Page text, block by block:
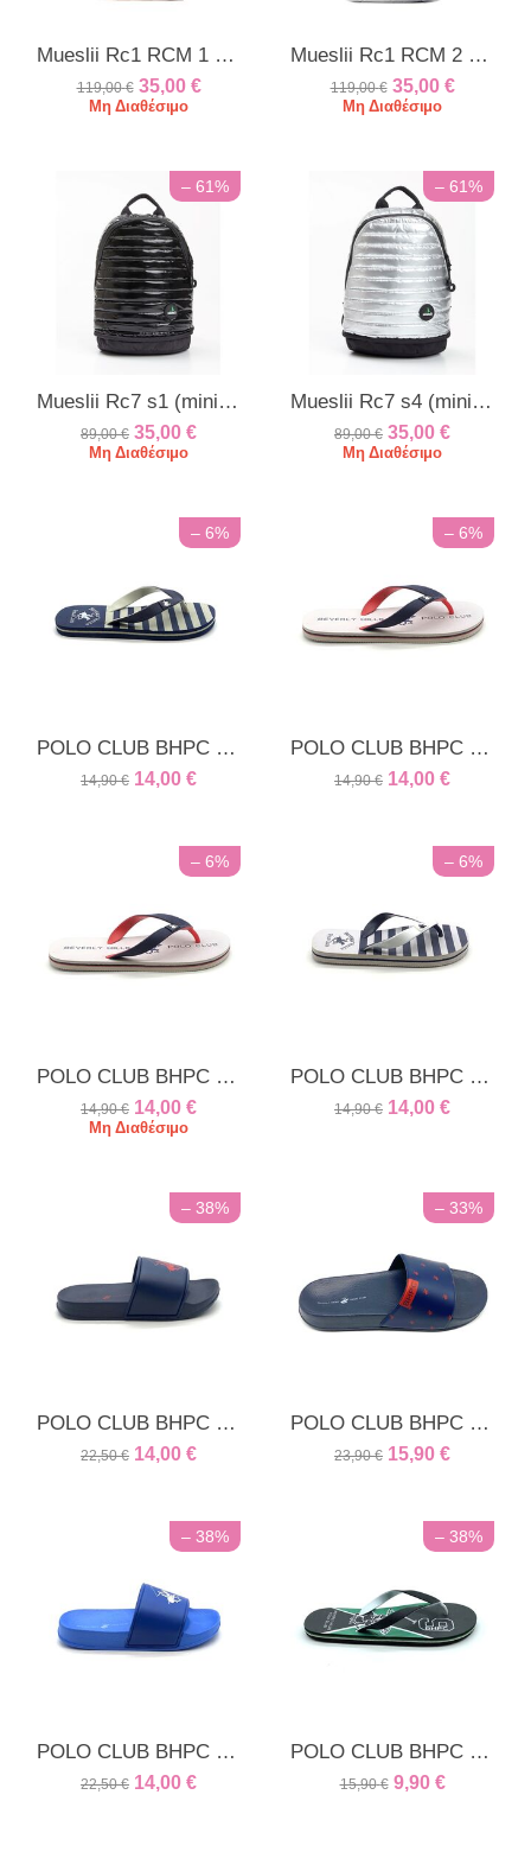
Mueslii Rc1 RCM 1 METAL GOLD
119,00 € 35,00 €
Μη Διαθέσιμο
Mueslii Rc1 RCM 2 Metal silver
119,00 € 35,00 €
Μη Διαθέσιμο
– 61%
Mueslii Rc7 s1 (mini) metal black
89,00 € 35,00 €
Μη Διαθέσιμο
– 61%
Mueslii Rc7 s4 (mini) metal silver
89,00 € 35,00 €
Μη Διαθέσιμο
– 6%
POLO CLUB BHPC unisex παιδική παντόφλα μπλε ρίγα
14,90 € 14,00 €
– 6%
POLO CLUB BHPC unisex παντόφλα λευκή
14,90 € 14,00 €
– 6%
POLO CLUB BHPC unisex παντόφλα λευκή [CLONE]
14,90 € 14,00 €
Μη Διαθέσιμο
– 6%
POLO CLUB BHPC unisex παντόφλα λευκή ρίγα
14,90 € 14,00 €
– 38%
POLO CLUB BHPC unisex παντόφλα μπλε
22,50 € 14,00 €
– 33%
POLO CLUB BHPC unisex παντόφλα μπλε
23,90 € 15,90 €
– 38%
POLO CLUB BHPC unisex παντόφλα ρόαγιαλ
22,50 € 14,00 €
– 38%
POLO CLUB BHPC Ανδρική - εφηβική παντόφλα μαύρη
15,90 € 9,90 €